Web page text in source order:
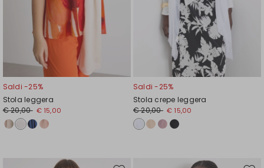
Saldi -25%
Stola leggera
€ 20,00 € 15,00
Saldi -25%
Stola crepe leggera
€ 20,00 € 15,00